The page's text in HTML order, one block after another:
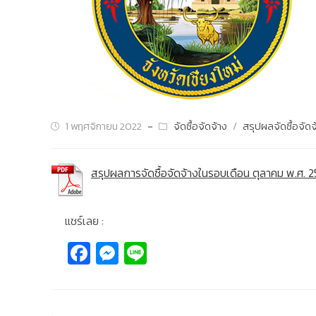
1 พฤศจิกายน 2022 จัดซื้อจัดจ้าง / สรุปผลจัดซื้อจัด
สรุปผลการจัดซื้อจัดจ้างในรอบเดือน ตุลาคม พ.ศ.
แชร์เลย :
Fa
c
M
e